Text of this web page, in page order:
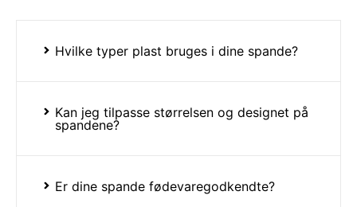
Hvilke typer plast bruges i dine spande?
Kan jeg tilpasse størrelsen og designet på
spandene?
Er dine spande fødevaregodkendte?